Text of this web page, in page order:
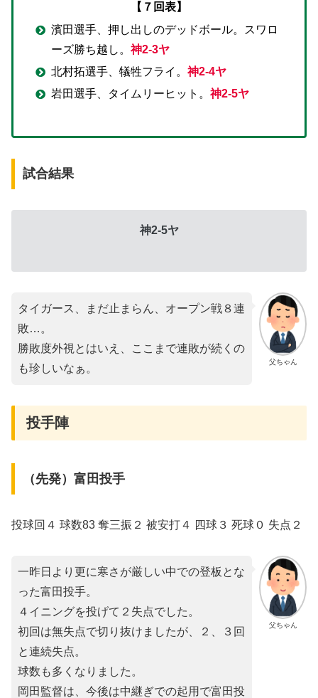
【７回表】
濱田選手、押し出しのデッドボール。スワロ
ーズ勝ち越し。神2-3ヤ
北村拓選手、犠牲フライ。神2-4ヤ
岩田選手、タイムリーヒット。神2-5ヤ
試合結果
神2-5ヤ
父ちゃん
タイガース、まだ止まらん、オープン戦８連
敗…。
勝敗度外視とはいえ、ここまで連敗が続くの
も珍しいなぁ。
投手陣
（先発）富田投手
投球回４ 球数83 奪三振２ 被安打４ 四球３ 死球０ 失点２
父ちゃん
一昨日より更に寒さが厳しい中での登板とな
った富田投手。
４イニングを投げて２失点でした。
初回は無失点で切り抜けましたが、２、３回
と連続失点。
球数も多くなりました。
岡田監督は、今後は中継ぎでの起用で富田投